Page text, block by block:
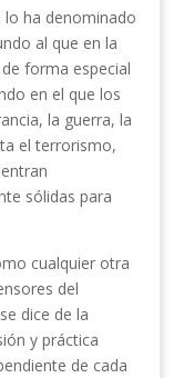
lo ha denominado
al que en la
forma especial
en el que los
la guerra, la
el terrorismo,
sólidas para
cualquier otra
del
dice de la
y práctica
de cada